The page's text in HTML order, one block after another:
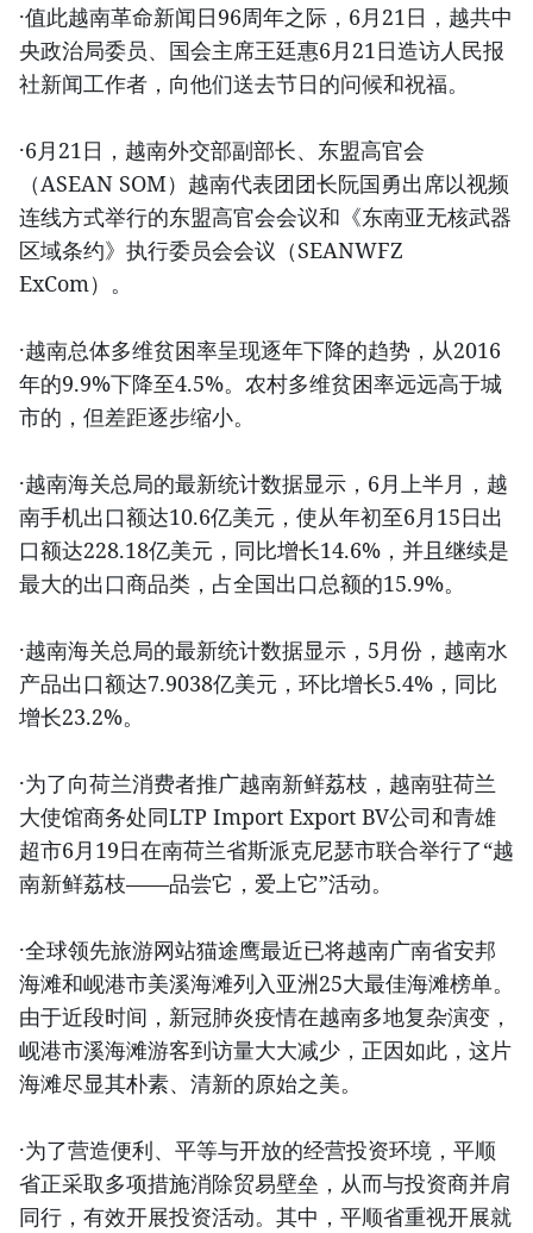
·值此越南革命新闻日96周年之际，6月21日，越共中
央政治局委员、国会主席王廷惠6月21日造访人民报
社新闻工作者，向他们送去节日的问候和祝福。
·6月21日，越南外交部副部长、东盟高官会
（ASEAN SOM）越南代表团团长阮国勇出席以视频
连线方式举行的东盟高官会会议和《东南亚无核武器
区域条约》执行委员会会议（SEANWFZ
ExCom）。
·越南总体多维贫困率呈现逐年下降的趋势，从2016
年的9.9%下降至4.5%。农村多维贫困率远远高于城
市的，但差距逐步缩小。
·越南海关总局的最新统计数据显示，6月上半月，越
南手机出口额达10.6亿美元，使从年初至6月15日出
口额达228.18亿美元，同比增长14.6%，并且继续是
最大的出口商品类，占全国出口总额的15.9%。
·越南海关总局的最新统计数据显示，5月份，越南水
产品出口额达7.9038亿美元，环比增长5.4%，同比
增长23.2%。
·为了向荷兰消费者推广越南新鲜荔枝，越南驻荷兰
大使馆商务处同LTP Import Export BV公司和青雄
超市6月19日在南荷兰省斯派克尼瑟市联合举行了“越
南新鲜荔枝——品尝它，爱上它”活动。
·全球领先旅游网站猫途鹰最近已将越南广南省安邦
海滩和岘港市美溪海滩列入亚洲25大最佳海滩榜单。
由于近段时间，新冠肺炎疫情在越南多地复杂演变，
岘港市溪海滩游客到访量大大减少，正因如此，这片
海滩尽显其朴素、清新的原始之美。
·为了营造便利、平等与开放的经营投资环境，平顺
省正采取多项措施消除贸易壁垒，从而与投资商并肩
同行，有效开展投资活动。其中，平顺省重视开展就